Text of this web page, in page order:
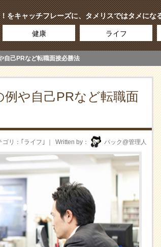
をキャッチフレーズに、タメリスではタメにな
健康 ライフ
自己PRなど転職面接必勝法
や自己PRなど転職面
Written by パック@管理人
ゴリ ｢ ライフ ｣